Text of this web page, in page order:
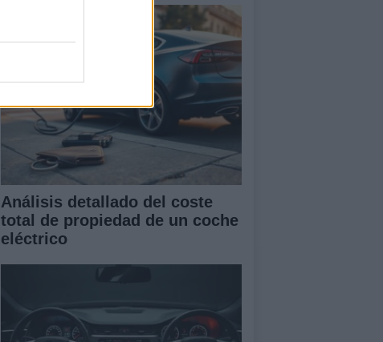
Análisis detallado del coste
total de propiedad de un coche
eléctrico